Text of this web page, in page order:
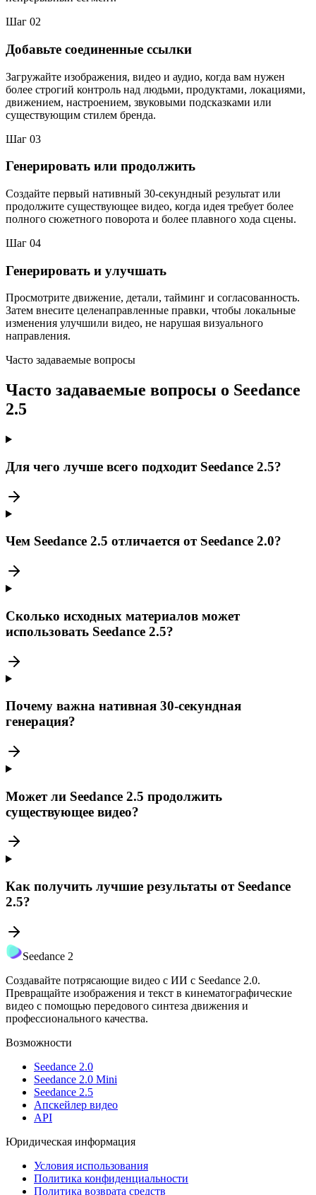
Шаг 02
Добавьте соединенные ссылки
Загружайте изображения, видео и аудио, когда вам нужен
более строгий контроль над людьми, продуктами, локациями,
движением, настроением, звуковыми подсказками или
существующим стилем бренда.
Шаг 03
Генерировать или продолжить
Создайте первый нативный 30-секундный результат или
продолжите существующее видео, когда идея требует более
полного сюжетного поворота и более плавного хода сцены.
Шаг 04
Генерировать и улучшать
Просмотрите движение, детали, тайминг и согласованность.
Затем внесите целенаправленные правки, чтобы локальные
изменения улучшили видео, не нарушая визуального
направления.
Часто задаваемые вопросы
Часто задаваемые вопросы о Seedance
2.5
Для чего лучше всего подходит Seedance 2.5?
Чем Seedance 2.5 отличается от Seedance 2.0?
Сколько исходных материалов может
использовать Seedance 2.5?
Почему важна нативная 30-секундная
генерация?
Может ли Seedance 2.5 продолжить
существующее видео?
Как получить лучшие результаты от Seedance
2.5?
Seedance 2
Создавайте потрясающие видео с ИИ с Seedance 2.0.
Превращайте изображения и текст в кинематографические
видео с помощью передового синтеза движения и
профессионального качества.
Возможности
Seedance 2.0
Seedance 2.0 Mini
Seedance 2.5
Апскейлер видео
API
Юридическая информация
Условия использования
Политика конфиденциальности
Политика возврата средств